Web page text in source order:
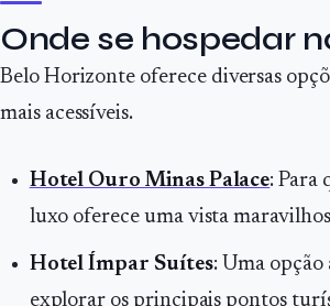
Onde se hospedar
Belo Horizonte oferece diversas
mais acessíveis.
Hotel Ouro Minas Palace: Para
luxo oferece uma vista
Hotel Ímpar Suítes: Uma opção
explorar os principais pontos